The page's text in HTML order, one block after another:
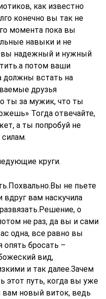
как известно
конечно вы так не
момента пока вы
навыки и не
вы надежный и нужный
потом ваши
должны встать на
друзья
ты за мужик, что ты
Тогда отвечайте,
а ты попробуй не
круги.
не пьете
вам наскучила
о
не раз, да вы и сами
одна, все равно вы
опять бросать –
вид,
и так далее.Зачем
этот путь, когда вы уже
вам новый виток, ведь